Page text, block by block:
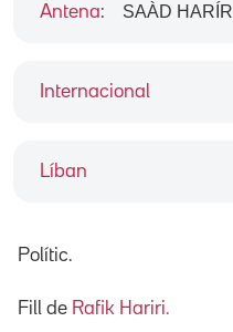
Internacional
Líban
Antena: SAÀD HARÍRI
Polític.
Fill de Rafik Hariri.